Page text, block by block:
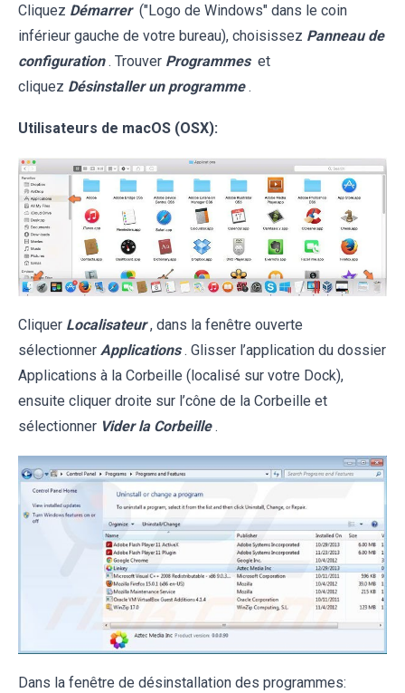
Cliquez Démarrer ("Logo de Windows" dans le coin
inférieur gauche de votre bureau), choisissez Panneau de
configuration . Trouver Programmes et
cliquez Désinstaller un programme .
Utilisateurs de macOS (OSX):
Cliquer Localisateur , dans la fenêtre ouverte
sélectionner Applications . Glisser l’application du dossier
Applications à la Corbeille (localisé sur votre Dock),
ensuite cliquer droite sur l’cône de la Corbeille et
sélectionner Vider la Corbeille .
Dans la fenêtre de désinstallation des programmes: